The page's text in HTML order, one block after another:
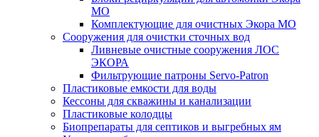
МО
Комплектующие для очистных Экора МО
Сооружения для очистки сточных вод
Ливневые очистные сооружения ЛОС
ЭКОРА
Фильтрующие патроны Servo-Patron
Пластиковые емкости для воды
Кессоны для скважины и канализации
Пластиковые колодцы
Биопрепараты для септиков и выгребных ям